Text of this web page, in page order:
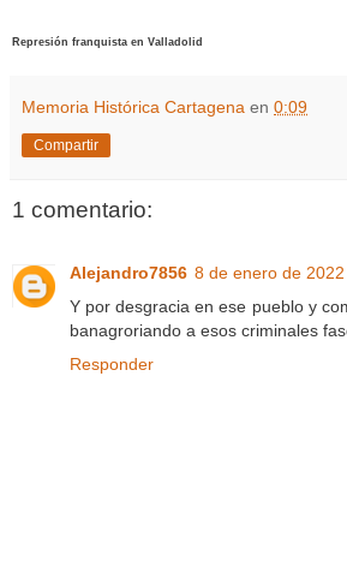
Represión franquista en Valladolid
Memoria Histórica Cartagena en 0:09
Compartir
1 comentario:
Alejandro7856 8 de enero de
Y por desgracia en ese pueblo y
banagroriando a esos criminales
Responder